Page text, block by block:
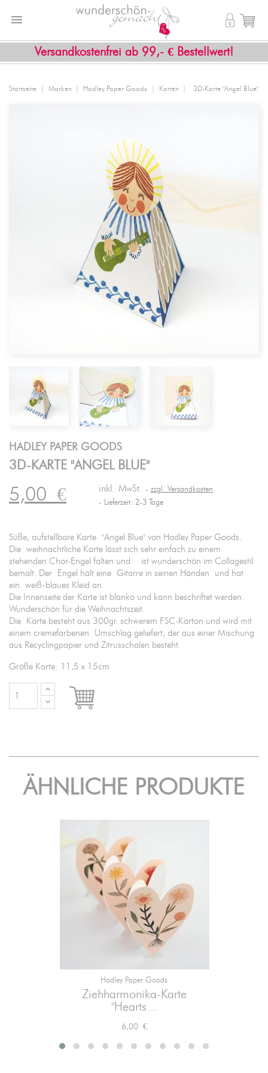
Versandkostenfrei ab 99,- € Bestellwert!
 shopping_cart

Startseite Marken Hadley Paper Goods Karten 3D-Karte "Angel Blue"
HADLEY PAPER GOODS
3D-KARTE "ANGEL BLUE"
5,00€ inkl. MwSt.
zzgl. Versandkosten
Lieferzeit: 2-3 Tage
Süße, aufstellbare Karte "Angel Blue" von Hadley Paper Goods.
Die weihnachtliche Karte lässt sich sehr einfach zu einem
stehenden Chor-Engel falten und ist wunderschön im Collagestil
bemalt. Der Engel hält eine Gitarre in seinen Händen und hat
ein weiß-blaues Kleid an.
Die Innenseite der Karte ist blanko und kann beschriftet werden.
Wunderschön für die Weihnachtszeit.
Die Karte besteht aus 300gr. schwerem FSC-Karton und wird mit
einem cremefarbenen Umschlag geliefert, der aus einer Mischung
aus Recyclingpapier und Zitrusschalen besteht.
Größe Karte: 11,5 x 15cm

ÄHNLICHE PRODUKTE
Hadley Paper Goods
Ziehharmonika-Karte
"Hearts...
Preis
6,00 €